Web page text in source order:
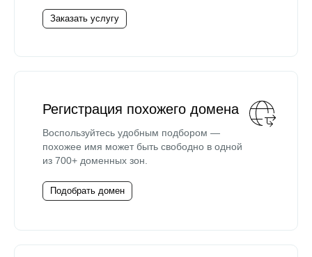
Заказать услугу
Регистрация похожего домена
Воспользуйтесь удобным подбором —
похожее имя может быть свободно в одной
из 700+ доменных зон.
Подобрать домен